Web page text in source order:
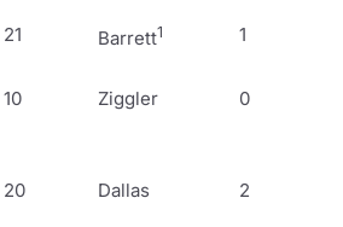
21 Barrett1 1
10 Ziggler 0
20 Dallas 2